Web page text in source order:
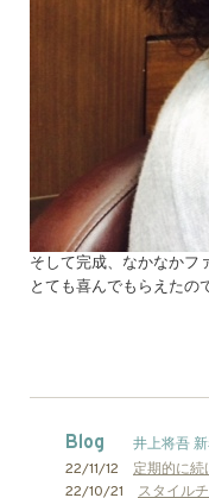
そして完成、なかなかフ
とても喜んでもらえたの
Blog 井上将吾
22/11/12 定期的に続
22/10/21 スタイル